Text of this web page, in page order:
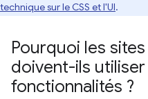
technique sur le CSS et l'UI.
Pourquoi les
doivent-ils
fonctionnalités ?